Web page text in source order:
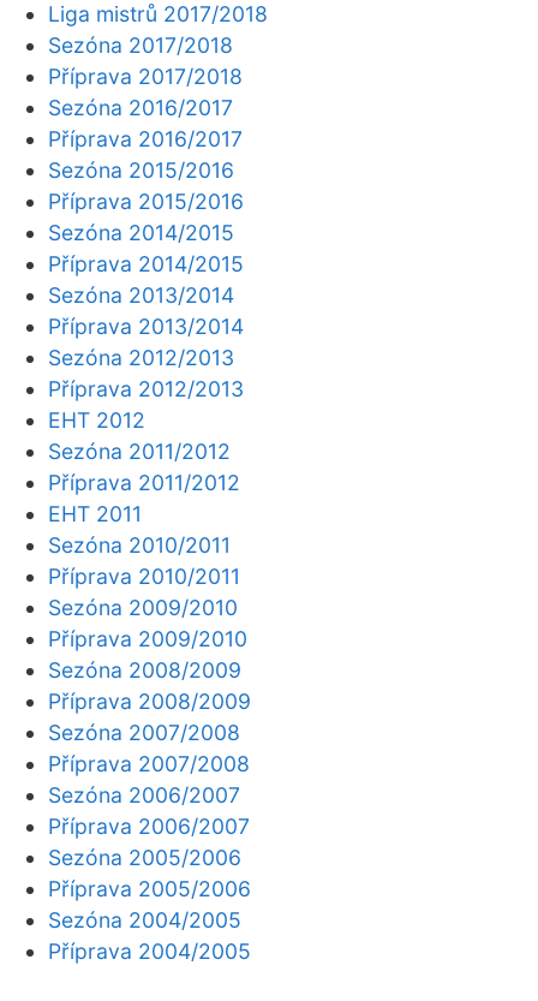
Liga mistrů 2017/2018
Sezóna 2017/2018
Příprava 2017/2018
Sezóna 2016/2017
Příprava 2016/2017
Sezóna 2015/2016
Příprava 2015/2016
Sezóna 2014/2015
Příprava 2014/2015
Sezóna 2013/2014
Příprava 2013/2014
Sezóna 2012/2013
Příprava 2012/2013
EHT 2012
Sezóna 2011/2012
Příprava 2011/2012
EHT 2011
Sezóna 2010/2011
Příprava 2010/2011
Sezóna 2009/2010
Příprava 2009/2010
Sezóna 2008/2009
Příprava 2008/2009
Sezóna 2007/2008
Příprava 2007/2008
Sezóna 2006/2007
Příprava 2006/2007
Sezóna 2005/2006
Příprava 2005/2006
Sezóna 2004/2005
Příprava 2004/2005